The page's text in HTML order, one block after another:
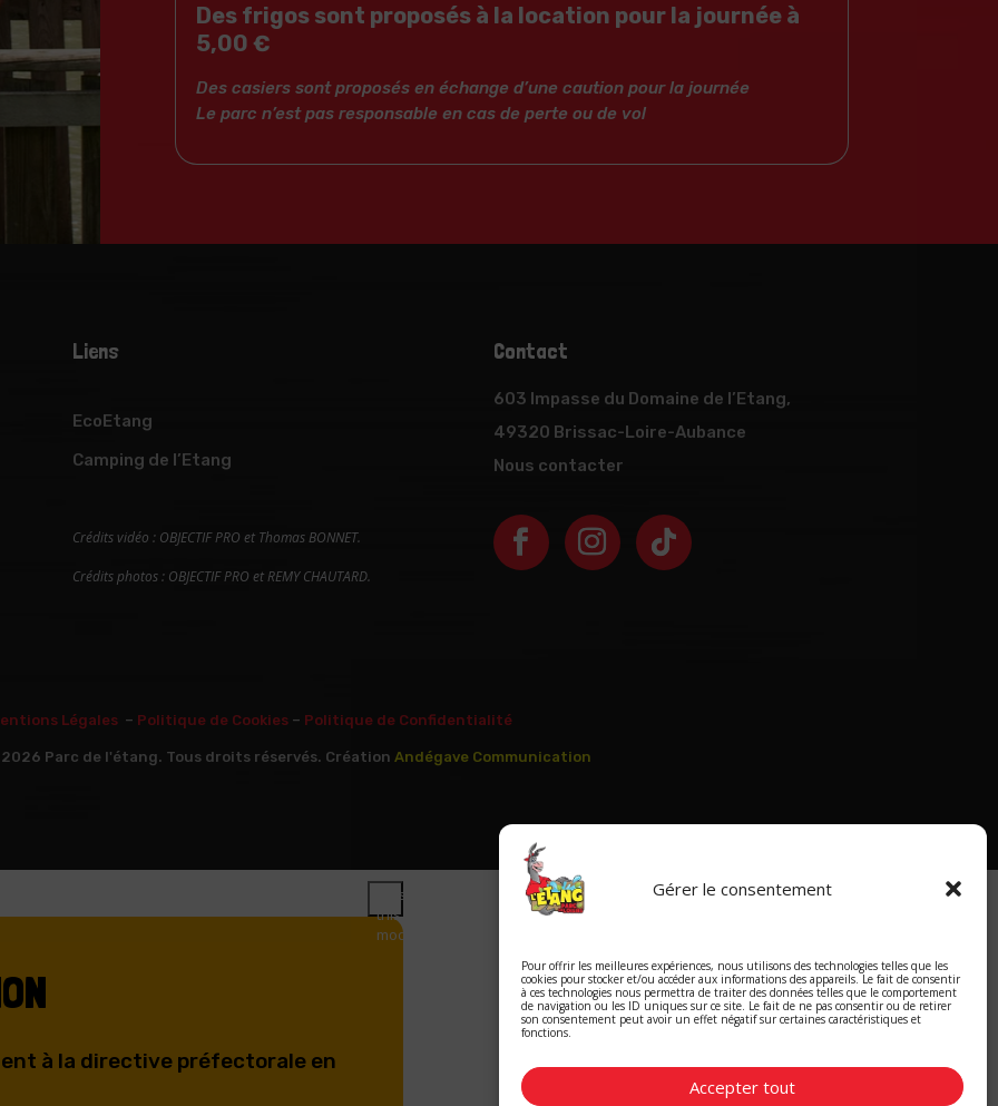
Gérer le consentement
Pour offrir les meilleures expériences, nous utilisons des technologies telles que les
cookies pour stocker et/ou accéder aux informations des appareils. Le fait de consentir
à ces technologies nous permettra de traiter des données telles que le comportement
de navigation ou les ID uniques sur ce site. Le fait de ne pas consentir ou de retirer
son consentement peut avoir un effet négatif sur certaines caractéristiques et
fonctions.
Accepter tout
Des frigos sont proposés à la location pour la journée à
5,00 €
Des casiers sont proposés en échange d’une caution pour la journée
Le parc n’est pas responsable en cas de perte ou de vol
Liens
EcoEtang
Camping de l’Etang
​Crédits vidéo : OBJECTIF PRO et Thomas BONNET.
Crédits photos : OBJECTIF PRO et REMY CHAUTARD.
Contact
603 Impasse du Domaine de l’Etang,
49320 Brissac-Loire-Aubance
Nous contacter
Légales – Politique de Cookies– Politique de Confidentialité
Parc de l'étang. Tous droits réservés. Création Andégave Communication
Close
this
module
à la directive préfectorale en